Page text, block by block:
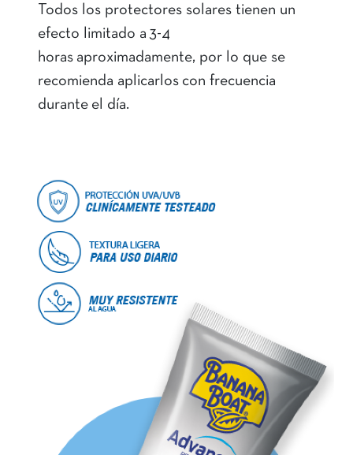
Todos los protectores solares tienen un
efecto limitado a 3-4
horas aproximadamente, por lo que se
recomienda aplicarlos con frecuencia
durante el día.